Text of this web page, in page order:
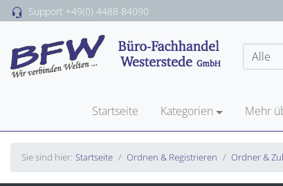
Support +49(0) 4488 84090
Startseite Kategorien Mehr
Sie sind hier: Startseite Ordnen & Registrieren Ordner &